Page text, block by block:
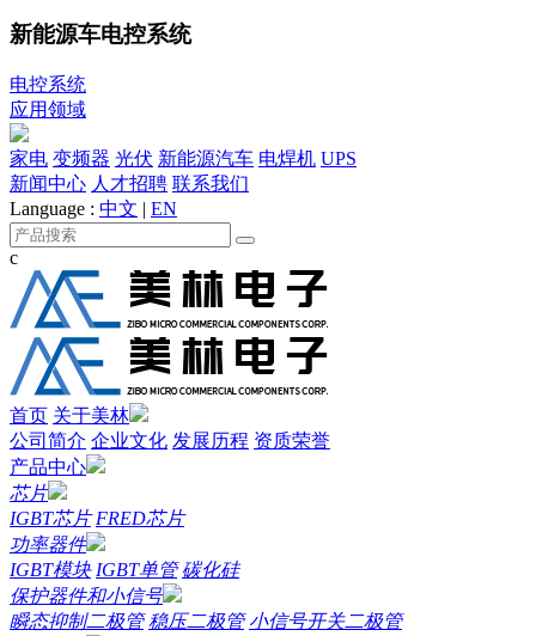
新能源车电控系统
电控系统
应用领域
家电 变频器 光伏 新能源汽车 电焊机 UPS
新闻中心 人才招聘 联系我们
Language : 中文 | EN
c
首页 关于美林
公司简介 企业文化 发展历程 资质荣誉
产品中心
芯片
IGBT芯片 FRED芯片
功率器件
IGBT模块 IGBT单管 碳化硅
保护器件和小信号
瞬态抑制二极管 稳压二极管 小信号开关二极管